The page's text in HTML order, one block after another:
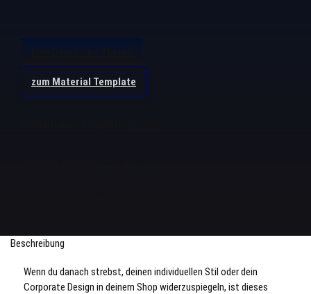
zum Material Template
Beschreibung
Wenn du danach strebst, deinen individuellen Stil oder dein
Corporate Design in deinem Shop widerzuspiegeln, ist dieses